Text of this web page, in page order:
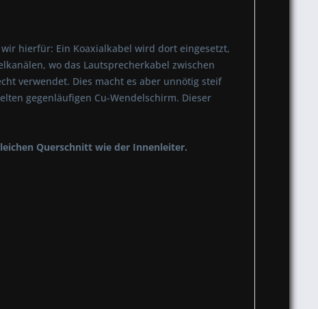
hierfür: Ein Koaxialkabel wird dort eingesetzt,
wo das Lautsprecherkabel zwischen
verwendet. Dies macht es aber unnötig steif
gegenläufigen Cu-Wendelschirm. Dieser
Querschnitt wie der Innenleiter.